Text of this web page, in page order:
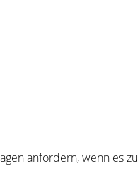
anfordern, wenn es